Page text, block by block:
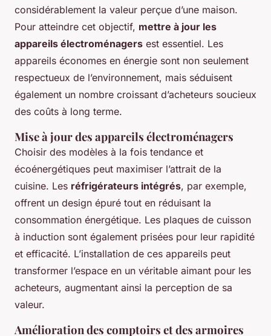
considérablement la valeur perçue d’une maison.
Pour atteindre cet objectif, mettre à jour les
appareils électroménagers est essentiel. Les
appareils économes en énergie sont non seulement
respectueux de l’environnement, mais séduisent
également un nombre croissant d’acheteurs soucieux
des coûts à long terme.
Mise à jour des appareils électroménagers
Choisir des modèles à la fois tendance et
écoénergétiques peut maximiser l’attrait de la
cuisine. Les réfrigérateurs intégrés, par exemple,
offrent un design épuré tout en réduisant la
consommation énergétique. Les plaques de cuisson
à induction sont également prisées pour leur rapidité
et efficacité. L’installation de ces appareils peut
transformer l’espace en un véritable aimant pour les
acheteurs, augmentant ainsi la perception de sa
valeur.
Amélioration des comptoirs et des armoires